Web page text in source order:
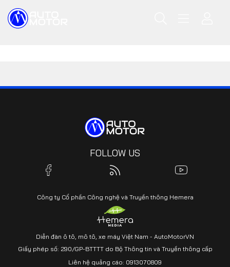
FOLLOW US
Công ty Cổ phần Công nghệ và Truyền thông Hemera
Diễn đàn ô tô, mô tô, xe máy Việt Nam - AutoMotorVN
Giấy phép số: 290/GP-BTTTT do Bộ Thông tin và Truyền thông cấp
Liên hệ quảng cáo: 0913070809